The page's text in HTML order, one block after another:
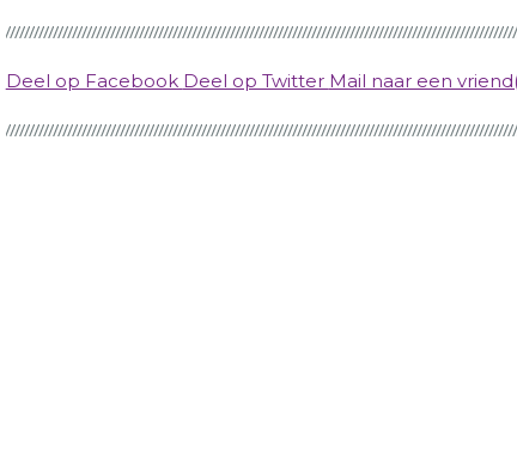
Deel op Facebook Deel op Twitter Mail naar een